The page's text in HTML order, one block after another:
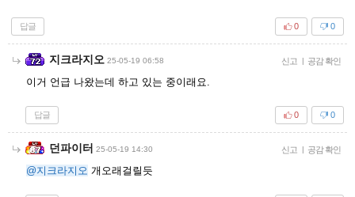
답글 0
0
지크라지오 25-05-19 06:58 신고 | 공감 확인
이거 언급 나왔는데 하고 있는 중이래요.
답글 0
0
던파이터 25-05-19 14:30 신고 | 공감 확인
@지크라지오 개오래걸릴듯